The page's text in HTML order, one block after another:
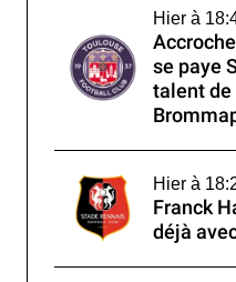
Hier à
se paye
talent de
Hier à
Franck
déjà